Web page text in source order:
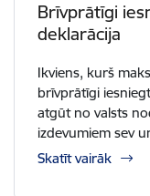
Brīvprātīgi
deklarācija
Ikviens, kurš
brīvprātīgi
atgūt no valsts
izdevumiem sev
Skatīt vairāk